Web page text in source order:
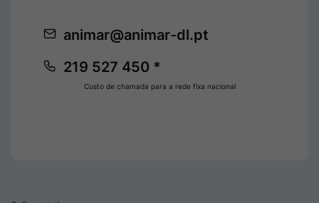
219 527 450 *
animar@animar-dl.pt
Custo de chamada para a rede fixa nacional